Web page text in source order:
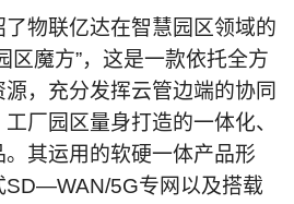
物联亿达在智慧园区领域的
魔方”，这是一款依托全方
，充分发挥云管边端的协同
厂园区量身打造的一体化、
其运用的软硬一体产品形
SD—WAN/5G专网以及搭载